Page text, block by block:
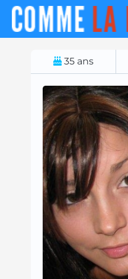
35 ans